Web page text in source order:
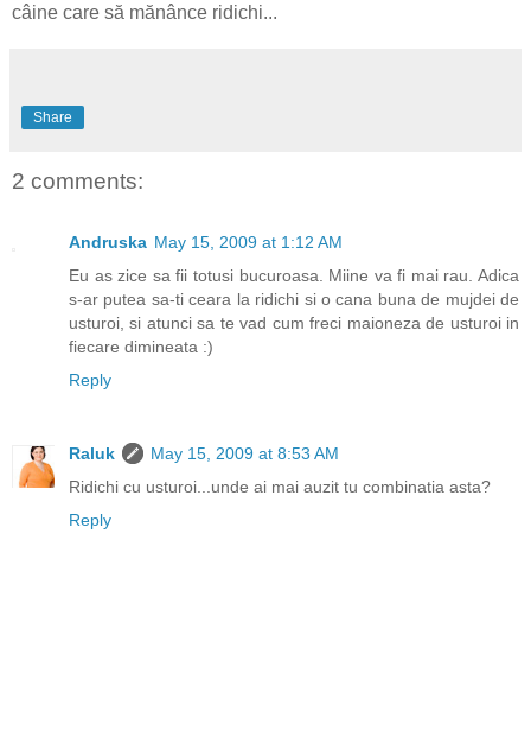
câine care să mănânce ridichi...
Share
2 comments:
Andruska May 15, 2009 at 1:12 AM
Eu as zice sa fii totusi bucuroasa. Miine va fi mai rau. Adica
s-ar putea sa-ti ceara la ridichi si o cana buna de mujdei de
usturoi, si atunci sa te vad cum freci maioneza de usturoi in
fiecare dimineata :)
Reply
Raluk
May 15, 2009 at 8:53 AM
Ridichi cu usturoi...unde ai mai auzit tu combinatia asta?
Reply